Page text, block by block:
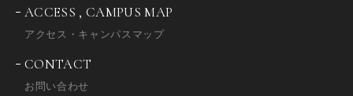
ACCESS , CAMPUS MAP
アクセス・キャンパスマップ
CONTACT
お問い合わせ